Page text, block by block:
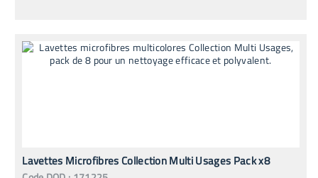
Lavettes Microfibres Collection Multi Usages Pack x8